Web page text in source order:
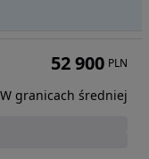
52 900 PLN
W granicach średniej